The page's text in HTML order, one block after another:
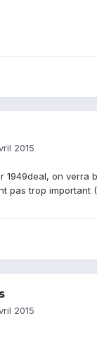
2015
1949deal, on verra
pas trop important
2015